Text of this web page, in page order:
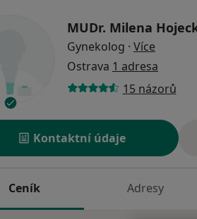
MUDr. Milena
Gynekolog · Více
Ostrava 1 adresa
15 názorů
Kontaktní údaje
Ceník Adresy